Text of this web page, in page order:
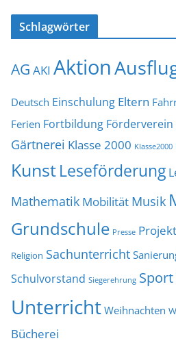
Schlagwörter
AG AKI Aktion
Deutsch Einschulung Eltern
Ferien Fortbildung Förderverein
Gärtnerei Klasse 2000 Klasse2000
KunstLeseförderung
Mathematik Mobilität Musik
Grundschule Presse
Religion Sachunterricht
Schulvorstand Siegerehrung Sport
Unterricht Weihnachten
Bücherei